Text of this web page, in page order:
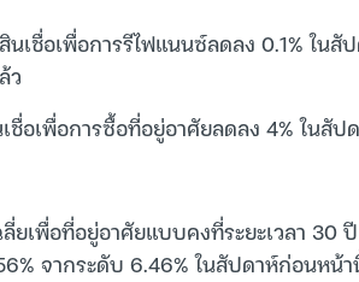
เชื่อเพื่อการรีไฟแนนซ์ลดลง 0.1% ใน
ว
ชื่อเพื่อการซื้อที่อยู่อาศัยลดลง 4% ในสั
ยเพื่อที่อยู่อาศัยแบบคงที่ระยะเวลา 30
จากระดับ 6.46% ในสัปดาห์ก่อนหน้